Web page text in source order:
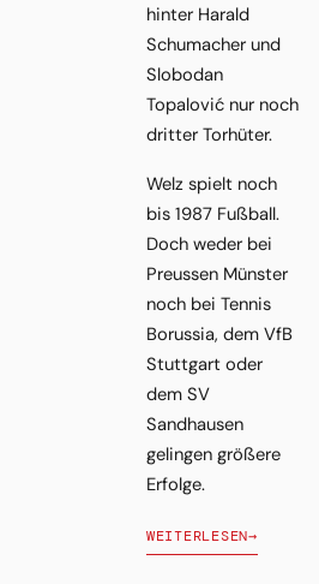
hinter Harald
Schumacher und
Slobodan
Topalović nur noch
dritter Torhüter.
Welz spielt noch
bis 1987 Fußball.
Doch weder bei
Preussen Münster
noch bei Tennis
Borussia, dem VfB
Stuttgart oder
dem SV
Sandhausen
gelingen größere
Erfolge.
WEITERLESEN→